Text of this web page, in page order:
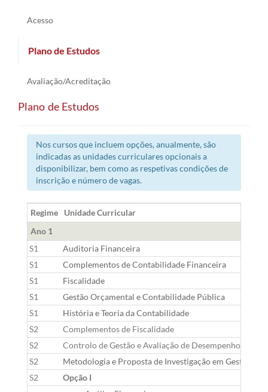
Acesso
Plano de Estudos
Avaliação/Acreditação
Plano de Estudos
Nos cursos que incluem opções, anualmente, são
indicadas as unidades curriculares opcionais a
disponibilizar, bem como as respetivas condições de
inscrição e número de vagas.
Regime
Unidade Curricular
Ano 1
S1
Auditoria Financeira
S1
Complementos de Contabilidade Financeira
S1
Fiscalidade
S1
Gestão Orçamental e Contabilidade Pública
S1
História e Teoria da Contabilidade
S2
Complementos de Fiscalidade
S2
Controlo de Gestão e Avaliação de Desempenho
S2
Metodologia e Proposta de Investigação em Gestão
S2
Opção I